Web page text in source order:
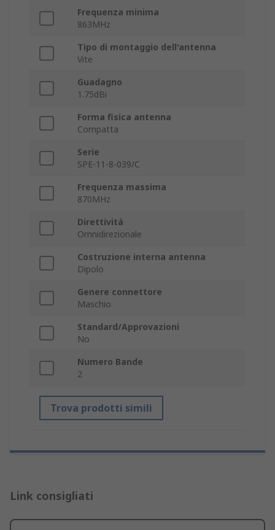
Frequenza minima
863MHz
Tipo di montaggio dell'antenna
Vite
Guadagno
1.75dBi
Forma fisica antenna
Compatta
Serie
SPE-11-8-039/C
Frequenza massima
870MHz
Direttività
Omnidirezionale
Costruzione interna antenna
Dipolo
Genere connettore
Maschio
Standard/Approvazioni
No
Numero Bande
2
Trova prodotti simili
Link consigliati